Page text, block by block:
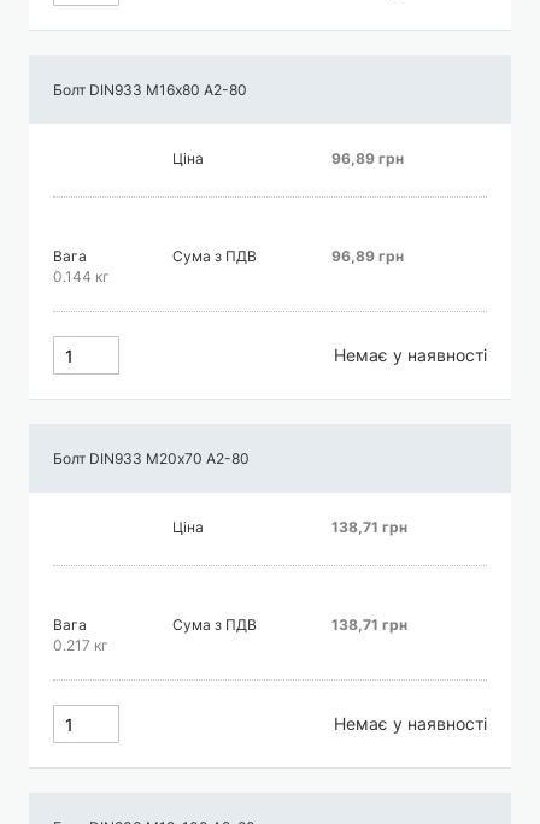
Болт DIN933 М16х80 А2-80
Ціна 96,89 грн
Вага
0.144 кг
Сума з ПДВ 96,89 грн
Немає у наявності
Болт DIN933 М20х70 А2-80
Ціна 138,71 грн
Вага
0.217 кг
Сума з ПДВ 138,71 грн
Немає у наявності